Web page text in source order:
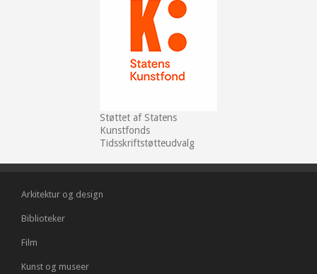
Støttet af Statens
Kunstfonds
Tidsskriftstøtteudvalg
Arkitektur og design
Biblioteker
Film
Kunst og museer